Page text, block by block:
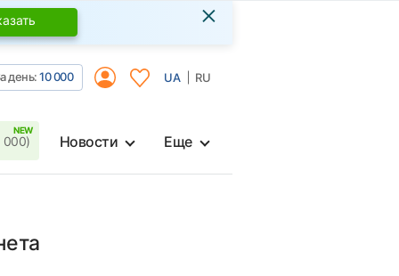
×
день:10 000 UA RU
000) Новости Еще